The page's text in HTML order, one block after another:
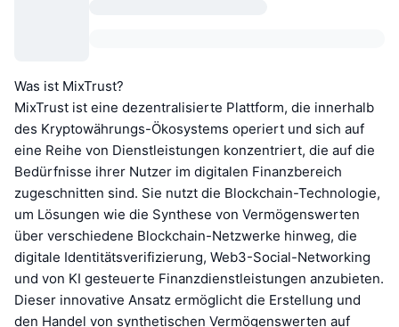
Was ist MixTrust?
MixTrust ist eine dezentralisierte Plattform, die innerhalb
des Kryptowährungs-Ökosystems operiert und sich auf
eine Reihe von Dienstleistungen konzentriert, die auf die
Bedürfnisse ihrer Nutzer im digitalen Finanzbereich
zugeschnitten sind. Sie nutzt die Blockchain-Technologie,
um Lösungen wie die Synthese von Vermögenswerten
über verschiedene Blockchain-Netzwerke hinweg, die
digitale Identitätsverifizierung, Web3-Social-Networking
und von KI gesteuerte Finanzdienstleistungen anzubieten.
Dieser innovative Ansatz ermöglicht die Erstellung und
den Handel von synthetischen Vermögenswerten auf